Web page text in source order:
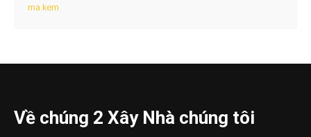
ma kem
Về chúng 2 Xây Nhà chúng tôi